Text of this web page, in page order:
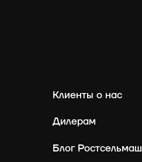
Клиенты о нас
Дилерам
Блог Ростсельмаш